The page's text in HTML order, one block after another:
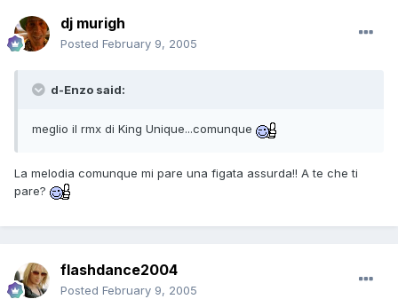
dj murigh
Posted February 9, 2005
d-Enzo said:
meglio il rmx di King Unique...comunque
La melodia comunque mi pare una figata assurda!! A te che ti
pare?
flashdance2004
Posted February 9, 2005